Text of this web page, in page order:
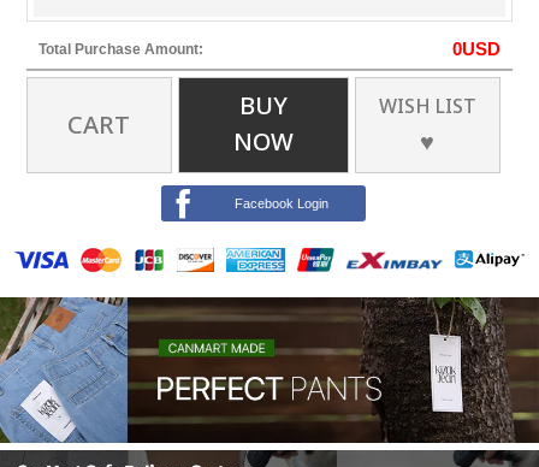
Total Purchase Amount: 0USD
CART
BUY
NOW
WISH LIST
♥
Facebook Login